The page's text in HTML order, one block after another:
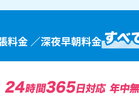
料金 ／深夜早朝料金